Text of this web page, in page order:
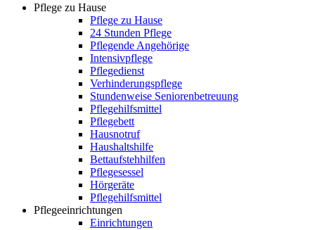
Pflege zu Hause
Pflege zu Hause
24 Stunden Pflege
Pflegende Angehörige
Intensivpflege
Pflegedienst
Verhinderungspflege
Stundenweise Seniorenbetreuung
Pflegehilfsmittel
Pflegebett
Hausnotruf
Haushaltshilfe
Bettaufstehhilfen
Pflegesessel
Hörgeräte
Pflegehilfsmittel
Pflegeeinrichtungen
Einrichtungen